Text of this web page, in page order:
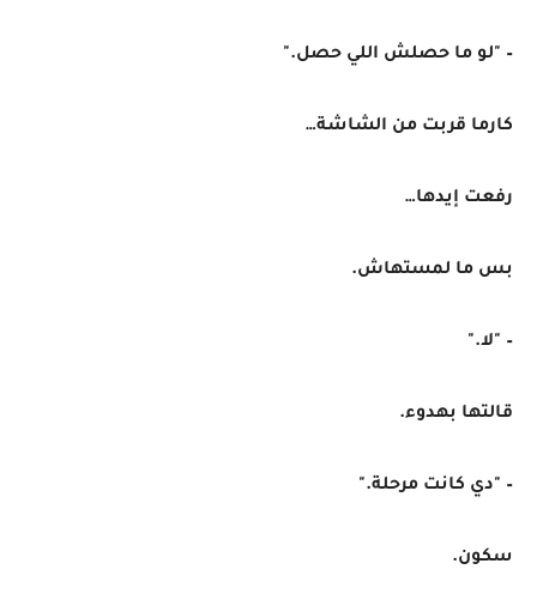
– "لو ما حصلش اللي حصل."
كارما قربت من الشاشة…
رفعت إيدها…
بس ما لمستهاش.
– "لا."
قالتها بهدوء.
– "دي كانت مرحلة."
سكون.